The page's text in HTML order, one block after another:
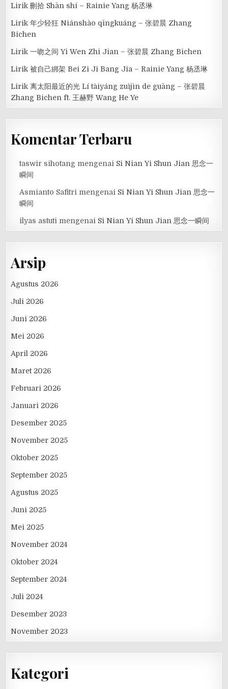
Lirik 刪拾 Shān shí – Rainie Yang 杨丞琳
Lirik 年少轻狂 Niánshào qīngkuáng – 张碧晨 Zhang
Bichen
Lirik 一吻之间 Yi Wen Zhi Jian – 张碧晨 Zhang Bichen
Lirik 被自己綁架 Bei Zi Ji Bang Jia – Rainie Yang 杨丞琳
Lirik 离太阳最近的光 Lí tàiyáng zuìjìn de guāng – 张碧晨
Zhang Bichen ft. 王赫野 Wang He Ye
Komentar Terbaru
taswir sihotang mengenai Si Nian Yi Shun Jian 思念一
瞬间
Asmianto Safitri mengenai Si Nian Yi Shun Jian 思念一
瞬间
ilyas astuti mengenai Si Nian Yi Shun Jian 思念一瞬间
Arsip
Agustus 2026
Juli 2026
Juni 2026
Mei 2026
April 2026
Maret 2026
Februari 2026
Januari 2026
Desember 2025
November 2025
Oktober 2025
September 2025
Agustus 2025
Juni 2025
Mei 2025
November 2024
Oktober 2024
September 2024
Juli 2024
Desember 2023
November 2023
Kategori